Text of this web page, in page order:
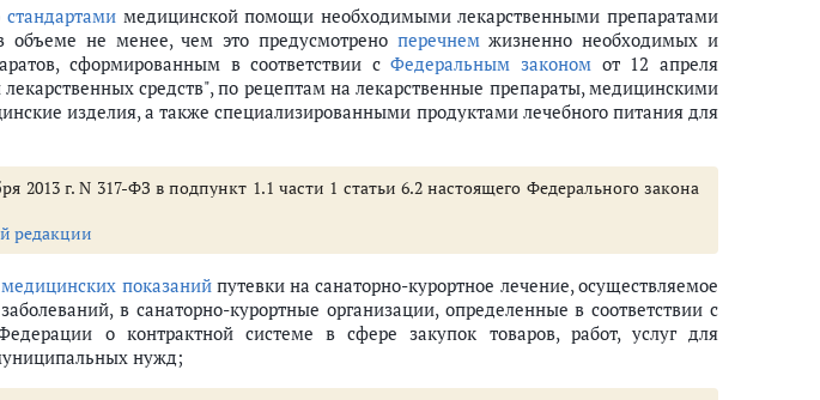
выработке и реализации государственной политики и нормативно-правовому регулированию в сфере
сфере" (ст.ст. 6.12 - 6.13)
платформа в социальной сфере"
(ст.ст. 7 - 12.1)
участникам специальной военной операции
стандартами медицинской помощи необходимыми лекарственными препаратами
объеме не менее, чем это предусмотрено перечнемжизненно необходимых и
сформированным в соответствии сФедеральным законом от 12 апреля
средств", по рецептам на лекарственные препараты, медицинскими
изделия, а также специализированными продуктами лечебного питания для
2013 г. N 317-ФЗ в подпункт 1.1 части 1 статьи 6.2 настоящего Федерального закона
редакции
медицинских показанийпутевки на санаторно-курортное лечение, осуществляемое
в санаторно-курортные организации, определенные в соответствии с
о контрактной системе в сфере закупок товаров, работ, услуг для
нужд;